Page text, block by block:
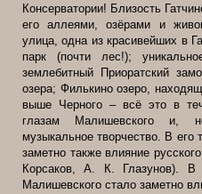
Консерватории! Близость
его аллеями, озёрами и
улица, одна из красивейших в
парк (почти лес!);
землебитный Приоратский
озера; Филькино озеро,
выше Черного – всё это в
глазам Малишевского и,
музыкальное творчество. В его
заметно также влияние
Корсаков, А. К. Глазунов). В
Малишевского стало заметно